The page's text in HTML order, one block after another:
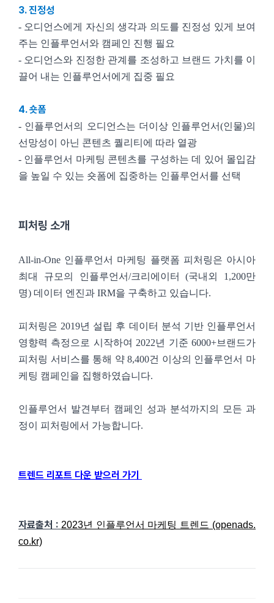
3. 진정성
- 오디언스에게 자신의 생각과 의도를 진정성 있게 보여
주는 인플루언서와 캠페인 진행 필요
- 오디언스와 진정한 관계를 조성하고 브랜드 가치를 이
끌어 내는 인플루언서에게 집중 필요
4. 숏폼
- 인플루언서의 오디언스는 더이상 인플루언서(인물)의
선망성이 아닌 콘텐츠 퀄리티에 따라 열광
- 인플루언서 마케팅 콘텐츠를 구성하는 데 있어 몰입감
을 높일 수 있는 숏폼에 집중하는 인플루언서를 선택
피처링 소개
All-in-One 인플루언서 마케팅 플랫폼 피처링은 아시아
최대 규모의 인플루언서/크리에이터 (국내외 1,200만
명) 데이터 엔진과 IRM을 구축하고 있습니다.
피처링은 2019년 설립 후 데이터 분석 기반 인플루언서
영향력 측정으로 시작하여 2022년 기준 6000+브랜드가
피처링 서비스를 통해 약 8,400건 이상의 인플루언서 마
케팅 캠페인을 집행하였습니다.
인플루언서 발견부터 캠페인 성과 분석까지의 모든 과
정이 피처링에서 가능합니다.
트렌드 리포트 다운 받으러 가기
자료출처 : 2023년 인플루언서 마케팅 트렌드 (openads.
co.kr)